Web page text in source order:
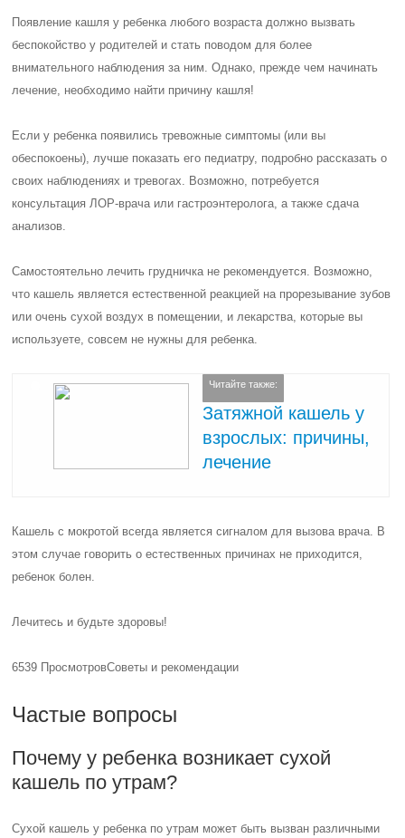
Появление кашля у ребенка любого возраста должно вызвать
беспокойство у родителей и стать поводом для более
внимательного наблюдения за ним. Однако, прежде чем начинать
лечение, необходимо найти причину кашля!
Если у ребенка появились тревожные симптомы (или вы
обеспокоены), лучше показать его педиатру, подробно рассказать о
своих наблюдениях и тревогах. Возможно, потребуется
консультация ЛОР-врача или гастроэнтеролога, а также сдача
анализов.
Самостоятельно лечить грудничка не рекомендуется. Возможно,
что кашель является естественной реакцией на прорезывание зубов
или очень сухой воздух в помещении, и лекарства, которые вы
используете, совсем не нужны для ребенка.
Читайте также:
Затяжной кашель у
взрослых: причины,
лечение
Кашель с мокротой всегда является сигналом для вызова врача. В
этом случае говорить о естественных причинах не приходится,
ребенок болен.
Лечитесь и будьте здоровы!
6539 ПросмотровСоветы и рекомендации
Частые вопросы
Почему у ребенка возникает сухой
кашель по утрам?
Сухой кашель у ребенка по утрам может быть вызван различными